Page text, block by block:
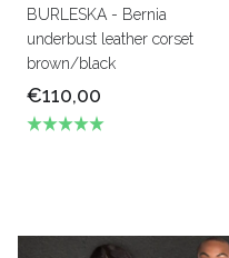
BURLESKA - Bernia
underbust leather corset
brown/black
€110,00